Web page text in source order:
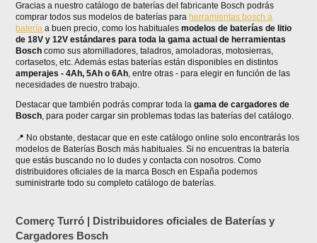
Gracias a nuestro catálogo de baterías del fabricante Bosch podrás
comprar todos sus modelos de baterías para herramientas bosch a
batería a buen precio, como los habitualesmodelos de baterías de litio
de 18V y 12V estándares para toda la gama actual de herramientas
Bosch como sus atornilladores, taladros, amoladoras, motosierras,
cortasetos, etc. Además estas baterías están disponibles en distintos
amperajes - 4Ah, 5Ah o 6Ah, entre otras - para elegir en función de las
necesidades de nuestro trabajo.
Destacar que también podrás comprar toda lagama de cargadores de
Bosch, para poder cargar sin problemas todas las baterías del catálogo.
No obstante, destacar que en este catálogo online solo encontrarás los
modelos de Baterías Bosch más habituales. Si no encuentras la batería
que estás buscando no lo dudes y contacta con nosotros. Como
distribuidores oficiales de la marca Bosch en España podemos
suministrarte todo su completo catálogo de baterías.
Comerç Turró | Distribuidores oficiales de Baterías y
Cargadores Bosch